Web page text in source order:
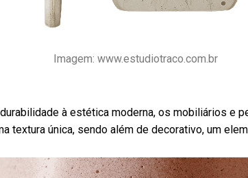
Imagem: www.estudiotraco.com.br
à estética moderna, os mobiliários e
textura única, sendo além de decorativo, um